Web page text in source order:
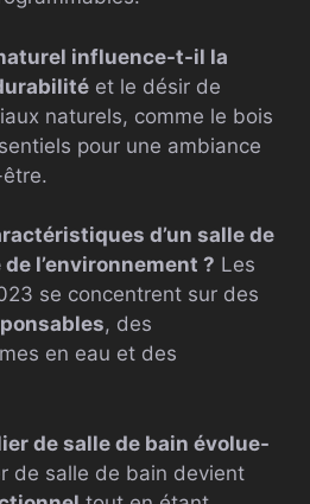
influence-t-il la
et le désir de
naturels, comme le bois
pour une ambiance
d’un salle de
l’environnement ? Les
se concentrent sur des
, des
en eau et des
de salle de bain évolue-
de salle de bain devient